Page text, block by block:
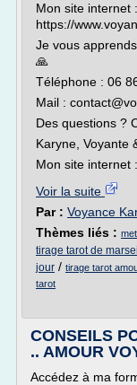
Mon site internet :
https://
Je vous
🙏
Téléphone : 06
Mail :
Des questions ?
Karyne, Voyante
Mon site internet
Voir la suite
Par : Voyance
Thèmes liés :
tirage tarot de
jour / tirage tarot
tarot
CONSEILS
.. AMOUR
Accédez à ma